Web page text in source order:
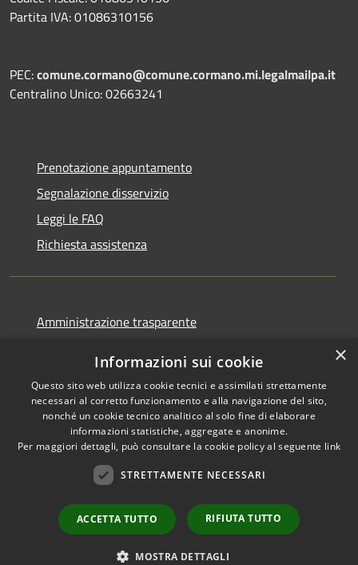
Partita IVA: 01086310156
PEC:comune.cormano@comune.cormano.mi.legalmailpa.it
Centralino Unico: 02663241
Prenotazione appuntamento
Segnalazione disservizio
Leggi le FAQ
Richiesta assistenza
Amministrazione trasparente
Dichiarazione di accessibilità
Copyright © 2026 • Comune di
Municipium•
Accesso
redazione
×
Informazioni sui cookie
Questo sito web utilizza cookie tecnici e assimilati strettamente
necessari al corretto funzionamento e alla navigazione del sito,
nonché un cookie tecnico analitico al solo fine di elaborare
informazioni statistiche, aggregate e anonime.
Per maggiori dettagli, può consultare la cookie policy al seguente link
STRETTAMENTE NECESSARI
ACCETTA TUTTO RIFIUTA TUTTO
MOSTRA DETTAGLI